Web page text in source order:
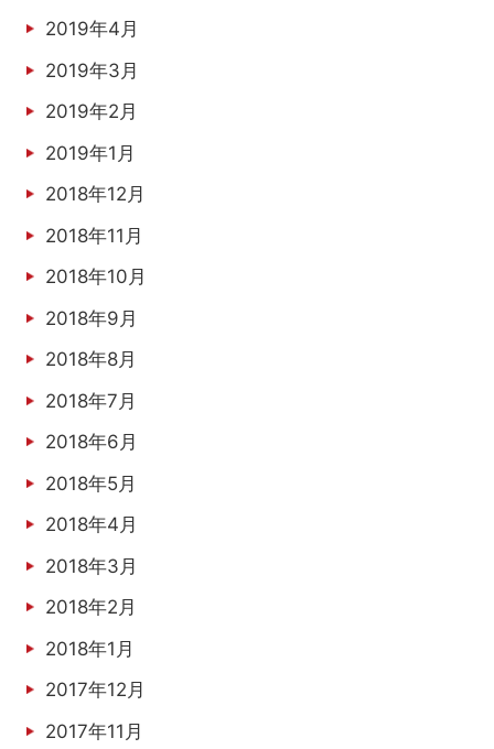
2019年4月
2019年3月
2019年2月
2019年1月
2018年12月
2018年11月
2018年10月
2018年9月
2018年8月
2018年7月
2018年6月
2018年5月
2018年4月
2018年3月
2018年2月
2018年1月
2017年12月
2017年11月